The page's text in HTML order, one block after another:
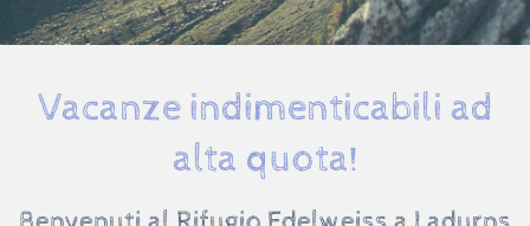
Vacanze indimenticabili ad
alta quota!